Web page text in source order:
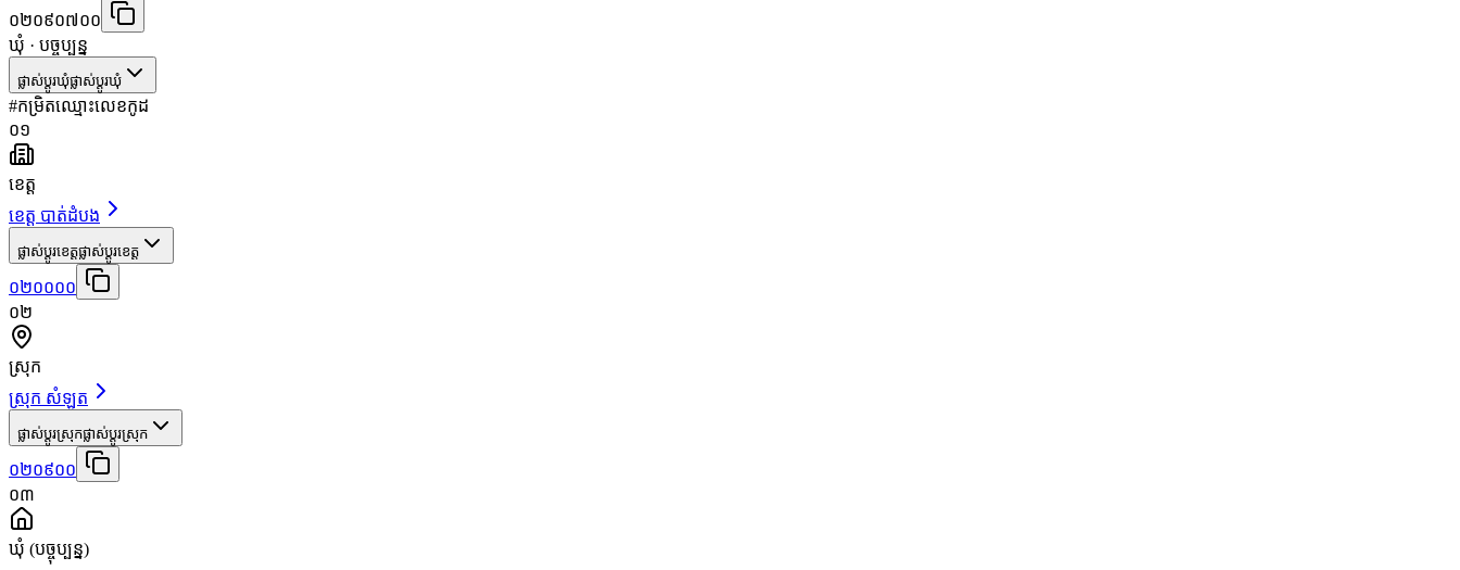
០២០៩០៧០០
ឃុំ · បច្ចុប្បន្ន
ផ្លាស់ប្តូរឃុំផ្លាស់ប្តូរឃុំ
#កម្រិតឈ្មោះលេខកូដ
០១
ខេត្ត
ខេត្ត បាត់ដំបង
ផ្លាស់ប្តូរខេត្តផ្លាស់ប្តូរខេត្ត
០២០០០០
០២
ស្រុក
ស្រុក សំឡូត
ផ្លាស់ប្តូរស្រុកផ្លាស់ប្តូរស្រុក
០២០៩០០
០៣
ឃុំ (បច្ចុប្បន្ន)